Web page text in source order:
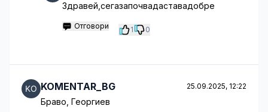
Здравей,сегазапочвадаставадобре
Отговори 1 0
KOMENTAR_BG 25.09.2025, 12:22
Браво, Георгиев